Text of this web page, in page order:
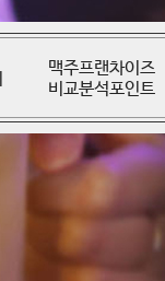
맥주프랜차이즈
비교분석포인트